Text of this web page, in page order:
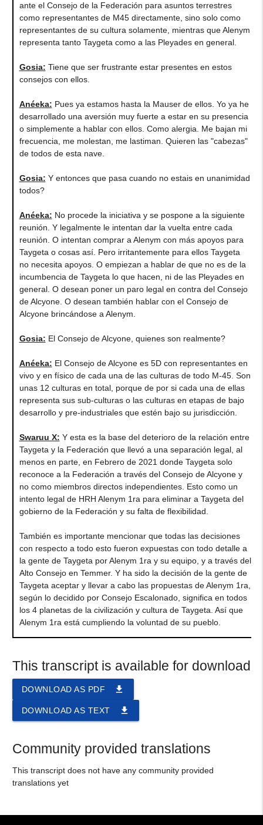
ante el Consejo de la Federación para asuntos terrestres
como representantes de M45 directamente, sino solo como
representantes de su cultura solamente, mientras que Alenym
representa tanto Taygeta como a las Pleyades en general.
Gosia: Tiene que ser frustrante estar presentes en estos
consejos con ellos.
Anéeka: Pues ya estamos hasta la Mauser de ellos. Yo ya he
desarrollado una aversión muy fuerte a estar en su presencia
o simplemente a hablar con ellos. Como alergia. Me bajan mi
frecuencia, me molestan, me lastiman. Quieren las "cabezas"
de todos de esta nave.
Gosia: Y entonces que pasa cuando no estais en unanimidad
todos?
Anéeka: No procede la iniciativa y se pospone a la siguiente
reunión. Y legalmente le intentan dar la vuelta entre cada
reunión. O intentan comprar a Alenym con más apoyos para
Taygeta o cosas así. Pero irritantemente para ellos Taygeta
no necesita apoyos. O empiezan a hablar de que no es de la
incumbencia de Taygeta lo que hacen, ni de las Pleyades en
general. O desean poner un paro legal en contra del Consejo
de Alcyone. O desean también hablar con el Consejo de
Alcyone brincándose a Alenym.
Gosia: El Consejo de Alcyone, quienes son realmente?
Anéeka: El Consejo de Alcyone es 5D con representantes en
vivo y en físico de cada una de las culturas de todo M-45. Son
unas 12 culturas en total, porque de por si cada una de ellas
representa sus sub-culturas o las culturas en etapas de bajo
desarrollo y pre-industriales que estén bajo su jurisdicción.
Swaruu X: Y esta es la base del deterioro de la relación entre
Taygeta y la Federación que llevó a una separación legal, al
menos en parte, en Febrero de 2021 donde Taygeta solo
reconoce a la Federación a través del Consejo de Alcyone y
no como miembros directos independientes. Esto como un
intento legal de HRH Alenym 1ra para eliminar a Taygeta del
gobierno de la Federación y su falta de flexibilidad.
También es importante mencionar que todas las decisiones
con respecto a todo esto fueron expuestas con todo detalle a
la gente de Taygeta por Alenym 1ra y su equipo, y a través del
Alto Consejo en Temmer. Y ha sido la decisión de la gente de
Taygeta aceptar y llevar a cabo las propuestas de Alenym 1ra,
según lo decidido por Consejo Escalonado, significa en todos
los 4 planetas de la civilización y cultura de Taygeta. Así que
Alenym 1ra está cumpliendo la voluntad de su pueblo.
This transcript is available for download
file_download
DOWNLOAD AS PDF
file_download
DOWNLOAD AS TEXT
Community provided translations
This transcript does not have any community provided
translations yet